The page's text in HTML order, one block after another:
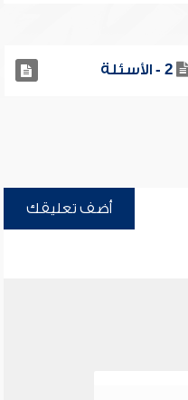
2 - الأسئلة
أضف تعليقك